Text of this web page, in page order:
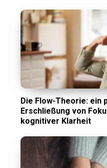
Die Flow-Theorie:
Erschließung von
kognitiver Klarheit